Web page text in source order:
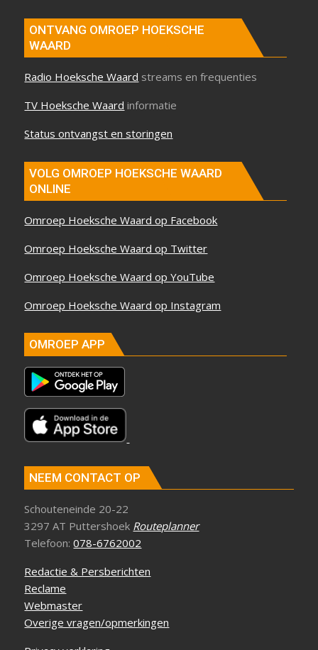
ONTVANG OMROEP HOEKSCHE
WAARD
Radio Hoeksche Waard streams en frequenties
TV Hoeksche Waard informatie
Status ontvangst en storingen
VOLG OMROEP HOEKSCHE WAARD
ONLINE
Omroep Hoeksche Waard op Facebook
Omroep Hoeksche Waard op Twitter
Omroep Hoeksche Waard op YouTube
Omroep Hoeksche Waard op Instagram
OMROEP APP
NEEM CONTACT OP
Schouteneinde 20-22
3297 AT Puttershoek Routeplanner
Telefoon:078-6762002
Redactie & Persberichten
Reclame
Webmaster
Overige vragen/opmerkingen